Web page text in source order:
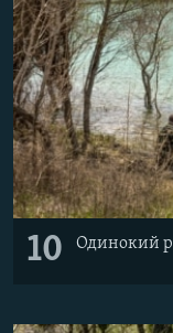
10 Одинокий